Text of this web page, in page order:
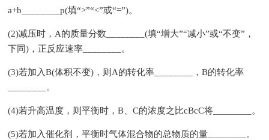
a+b________p(填“>”“<”或“=”)。
(2)减压时，A的质量分数________(填“增大”“减小”或“不变”，
下同)，正反应速率________。
(3)若加入B(体积不变)，则A的转化率________，B的转化率
________。
(4)若升高温度，则平衡时，B、C的浓度之比cBcC将________。
(5)若加入催化剂，平衡时气体混合物的总物质的量________。